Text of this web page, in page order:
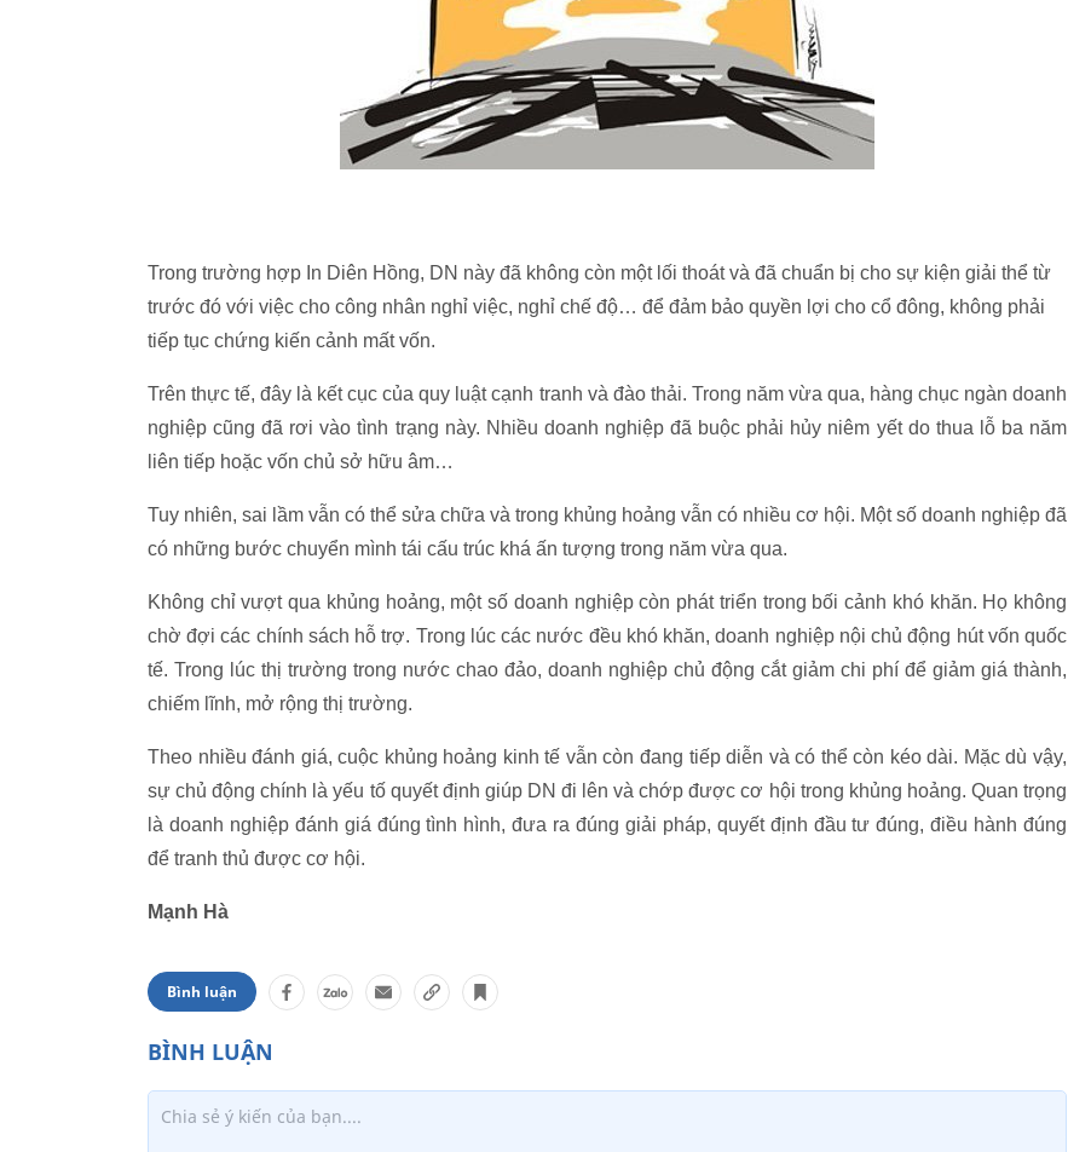
Trong trường hợp In Diên Hồng, DN này đã không còn một lối thoát và đã chuẩn bị cho sự kiện giải thể từ
trước đó với việc cho công nhân nghỉ việc, nghỉ chế độ… để đảm bảo quyền lợi cho cổ đông, không phải
tiếp tục chứng kiến cảnh mất vốn.
Trên thực tế, đây là kết cục của quy luật cạnh tranh và đào thải. Trong năm vừa qua, hàng chục ngàn doanh
nghiệp cũng đã rơi vào tình trạng này. Nhiều doanh nghiệp đã buộc phải hủy niêm yết do thua lỗ ba năm
liên tiếp hoặc vốn chủ sở hữu âm…
Tuy nhiên, sai lầm vẫn có thể sửa chữa và trong khủng hoảng vẫn có nhiều cơ hội. Một số doanh nghiệp đã
có những bước chuyển mình tái cấu trúc khá ấn tượng trong năm vừa qua.
Không chỉ vượt qua khủng hoảng, một số doanh nghiệp còn phát triển trong bối cảnh khó khăn. Họ không
chờ đợi các chính sách hỗ trợ. Trong lúc các nước đều khó khăn, doanh nghiệp nội chủ động hút vốn quốc
tế. Trong lúc thị trường trong nước chao đảo, doanh nghiệp chủ động cắt giảm chi phí để giảm giá thành,
chiếm lĩnh, mở rộng thị trường.
Theo nhiều đánh giá, cuộc khủng hoảng kinh tế vẫn còn đang tiếp diễn và có thể còn kéo dài. Mặc dù vậy,
sự chủ động chính là yếu tố quyết định giúp DN đi lên và chớp được cơ hội trong khủng hoảng. Quan trọng
là doanh nghiệp đánh giá đúng tình hình, đưa ra đúng giải pháp, quyết định đầu tư đúng, điều hành đúng
để tranh thủ được cơ hội.
Mạnh Hà
Bình luận